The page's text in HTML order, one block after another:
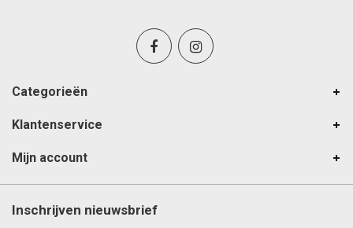
Categorieën
Klantenservice
Mijn account
Inschrijven nieuwsbrief